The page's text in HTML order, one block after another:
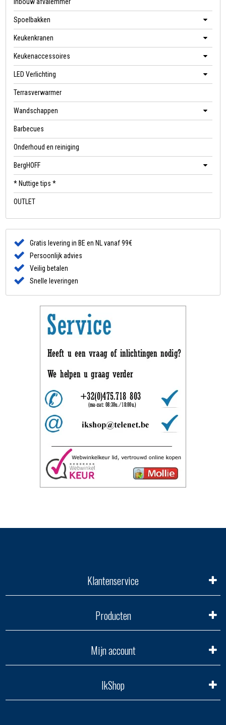
Inbouw afvalemmer
Spoelbakken
Keukenkranen
Keukenaccessoires
LED Verlichting
Terrasverwarmer
Wandschappen
Barbecues
Onderhoud en reiniging
BergHOFF
* Nuttige tips *
OUTLET
Gratis levering in BE en NL vanaf 99€
Persoonlijk advies
Veilig betalen
Snelle leveringen
Klantenservice
Producten
Mijn account
IkShop